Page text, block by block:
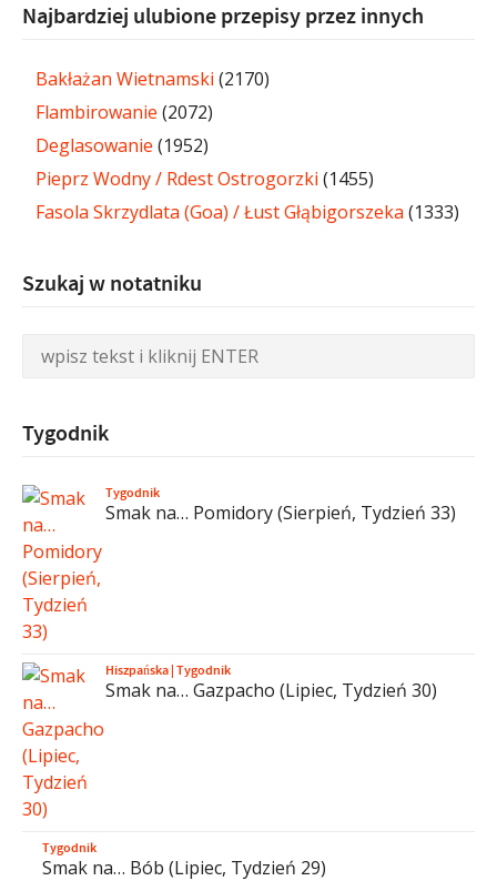
Najbardziej ulubione przepisy przez innych
Bakłażan Wietnamski (2170)
Flambirowanie (2072)
Deglasowanie (1952)
Pieprz Wodny / Rdest Ostrogorzki (1455)
Fasola Skrzydlata (Goa) / Łust Głąbigorszeka (1333)
Szukaj w notatniku
Tygodnik
Tygodnik
Smak na… Pomidory (Sierpień, Tydzień 33)
Hiszpańska|Tygodnik
Smak na… Gazpacho (Lipiec, Tydzień 30)
Tygodnik
Smak na… Bób (Lipiec, Tydzień 29)